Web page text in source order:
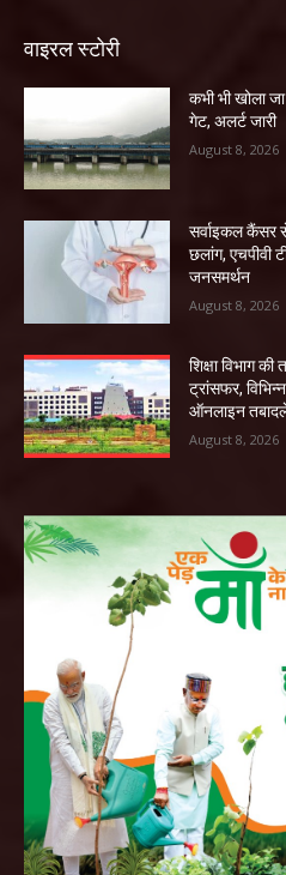
वाइरल स्टोरी
कभी भी खोला
गेट, अलर्ट जारी
August 8, 2026
सर्वाइकल कैंसर
छलांग, एचपीवी
जनसमर्थन
August 8, 2026
शिक्षा विभाग
ट्रांसफर,
ऑनलाइन तबादले
August 8, 2026